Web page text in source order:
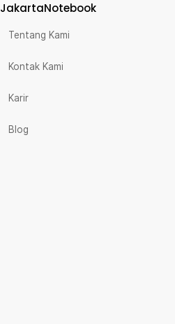
JakartaNotebook
Tentang Kami
Kontak Kami
Karir
Blog